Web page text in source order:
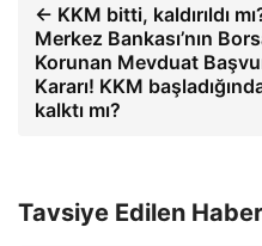
← KKM bitti, kaldırıldı
Merkez Bankası’nın
Korunan Mevduat
Kararı! KKM
kalktı mı?
Tavsiye Edilen